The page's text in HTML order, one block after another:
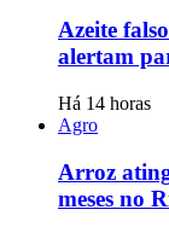
Azeite
alertam
Há 14 horas
Agro
Arroz
meses no